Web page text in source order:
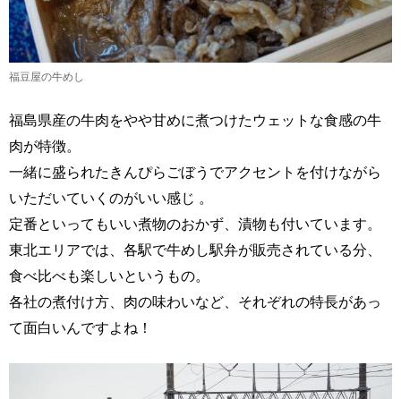
福豆屋の牛めし
福島県産の牛肉をやや甘めに煮つけたウェットな食感の牛
肉が特徴。
一緒に盛られたきんぴらごぼうでアクセントを付けながら
いただいていくのがいい感じ 。
定番といってもいい煮物のおかず、漬物も付いています。
東北エリアでは、各駅で牛めし駅弁が販売されている分、
食べ比べも楽しいというもの。
各社の煮付け方、肉の味わいなど、それぞれの特長があっ
て面白いんですよね！